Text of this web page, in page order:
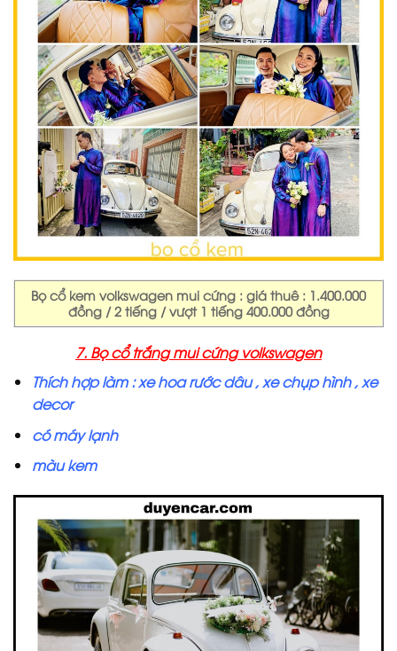
Bọ cổ kem volkswagen mui cứng : giá thuê : 1.400.000
đồng / 2 tiếng / vượt 1 tiếng 400.000 đồng
7. Bọ cổ trắng mui cứng volkswagen
Thích hợp làm : xe hoa rước dâu , xe chụp hình , xe
decor
có máy lạnh
màu kem